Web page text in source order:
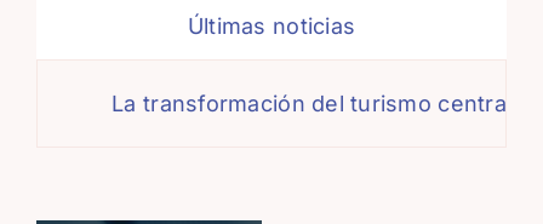
Últimas noticias
La transformación del turismo centra el